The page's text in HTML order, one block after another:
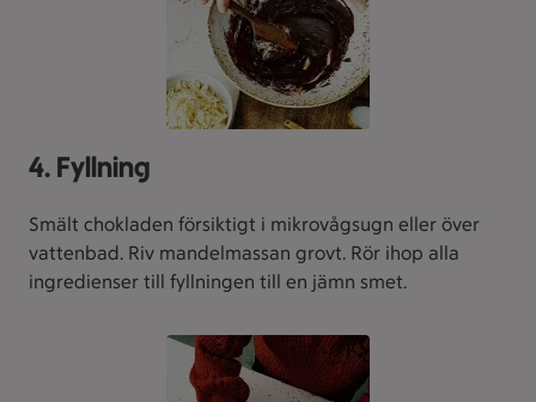
4. Fyllning
Smält chokladen försiktigt i mikrovågsugn eller över
vattenbad. Riv mandelmassan grovt. Rör ihop alla
ingredienser till fyllningen till en jämn smet.